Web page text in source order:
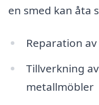
en smed kan åta
Reparation
Tillverkning
metallmöbler